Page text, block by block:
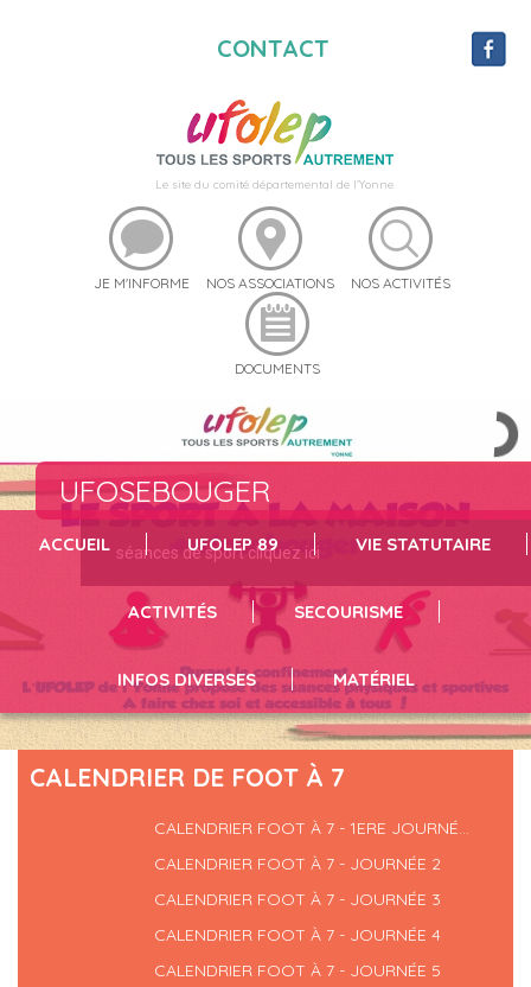
CONTACT
Le site du comité départemental de l'Yonne
JE M'INFORME NOS ASSOCIATIONS NOS ACTIVITÉS
DOCUMENTS
UFOSEBOUGER
séances de sport cliquez ici
UFO STREET 89
infos et inscriptions en suivant le lien
RÉSERVEZ DU MATÉRIEL
vous pouvez résrever du matériel en suivant le lien
ACCUEIL UFOLEP 89 VIE STATUTAIRE
ACTIVITÉS SECOURISME
INFOS DIVERSES MATÉRIEL
CALENDRIER DE FOOT À 7
CALENDRIER FOOT À 7 - 1ERE JOURNÉ...
CALENDRIER FOOT À 7 - JOURNÉE 2
CALENDRIER FOOT À 7 - JOURNÉE 3
CALENDRIER FOOT À 7 - JOURNÉE 4
CALENDRIER FOOT À 7 - JOURNÉE 5